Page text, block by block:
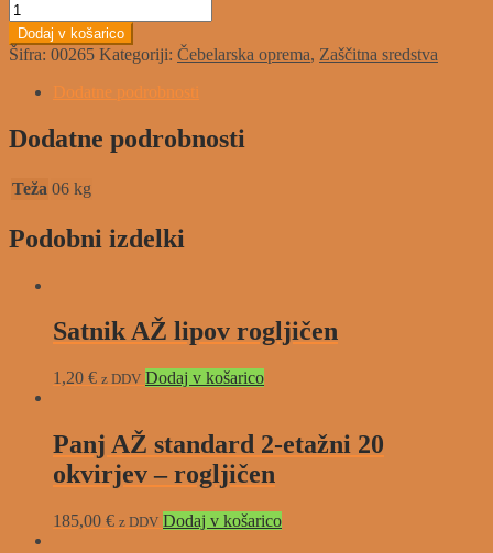
Dodaj v košarico
Šifra: 00265 Kategoriji: Čebelarska oprema, Zaščitna sredstva
Dodatne podrobnosti
Dodatne podrobnosti
Teža 06 kg
Podobni izdelki
Satnik AŽ lipov rogljičen
1,20 € z DDV Dodaj v košarico
Panj AŽ standard 2-etažni 20
okvirjev – rogljičen
185,00 € z DDV Dodaj v košarico